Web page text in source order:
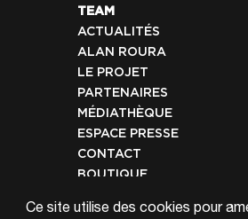
Ce site utilise des cookies pour
TEAM
ACTUALITÉS
ALAN ROURA
LE PROJET
PARTENAIRES
MÉDIATHÈQUE
ESPACE PRESSE
CONTACT
BOUTIQUE